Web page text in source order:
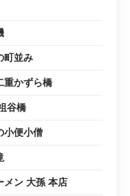
町並み
重かずら橋
谷橋
小便小僧
メン 大孫 本店